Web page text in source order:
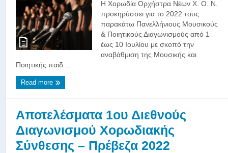
Η Χορωδία Ορχήστρα Νέων Χ. Ο. Ν.
προκηρύσσει για το 2022 τους
παρακάτω Πανελλήνιους Μουσικούς
& Ποιητικούς Διαγωνισμούς από 1
έως 10 Ιουλίου με σκοπό την
αναβάθμιση της Μουσικής και
Ποιητικής παιδ ...
Read more
Αποτελέσματα 1ου Διεθνούς
Διαγωνισμού Χορωδιακής
Σύνθεσης – Πρέβεζα 2022